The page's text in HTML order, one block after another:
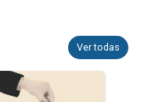
Ver todas